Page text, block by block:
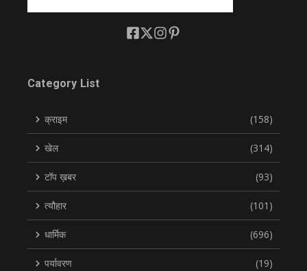
Category List
क्राइम (158)
खेल (314)
टॉप ख़बर (93)
त्यौहार (101)
धार्मिक (696)
पर्यावरण (19)